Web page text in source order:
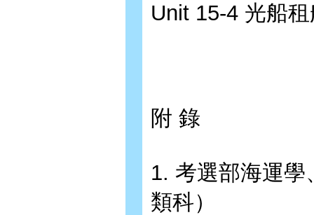
Unit 15-4 光船
附 錄
1. 考選部海運
類科）